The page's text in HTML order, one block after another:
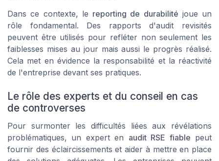
Dans ce contexte, le reporting de durabilité joue un
rôle fondamental. Des rapports d'audit revisités
peuvent être utilisés pour refléter non seulement les
faiblesses mises au jour mais aussi le progrès réalisé.
Cela met en évidence la responsabilité et la réactivité
de l'entreprise devant ses pratiques.
Le rôle des experts et du conseil en cas
de controverses
Pour surmonter les difficultés liées aux révélations
problématiques, un expert en audit RSE fiable peut
fournir des éclaircissements et aider à mettre en place